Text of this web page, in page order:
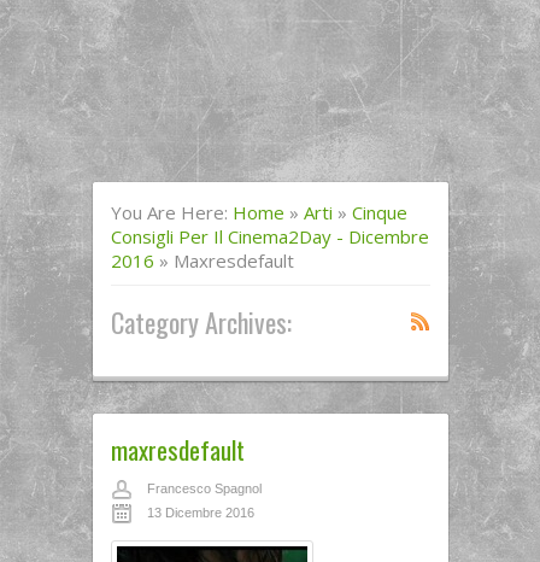
You Are Here: Home » Arti » Cinque
Consigli Per Il Cinema2Day - Dicembre
2016 » Maxresdefault
Category Archives:
maxresdefault
Francesco Spagnol
13 Dicembre 2016